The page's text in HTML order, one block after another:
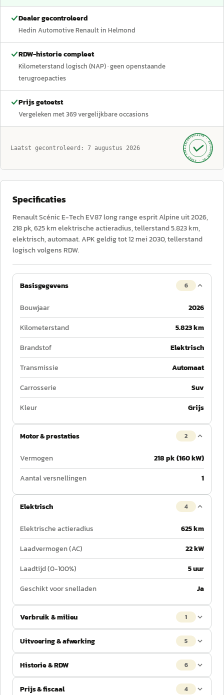
Dealer gecontroleerd
Hedin Automotive Renault in Helmond
RDW-historie compleet
Kilometerstand logisch (NAP)· geen openstaande
terugroepacties
Prijs getoetst
Vergeleken met369vergelijkbare occasions
Laatst gecontroleerd: 7 augustus 2026 GECONTROLEERD ·
AUTOKOPEN.NL
· SINDS 1999 ·
Specificaties
Renault Scénic E-Tech EV87 long range esprit Alpine uit 2026,
218 pk, 625 km elektrische actieradius, tellerstand 5.823 km,
elektrisch, automaat. APK geldig tot 12 mei 2030, tellerstand
logisch volgens RDW.
Basisgegevens 6
Bouwjaar
2026
Kilometerstand
5.823 km
Brandstof
Elektrisch
Transmissie
Automaat
Carrosserie
Suv
Kleur
Grijs
Motor & prestaties 2
Vermogen
218 pk (160 kW)
Aantal versnellingen
1
Elektrisch 4
Elektrische actieradius
625 km
Laadvermogen (AC)
22 kW
Laadtijd (0-100%)
5 uur
Geschikt voor snelladen
Ja
Verbruik & milieu 1
Uitvoering & afwerking 5
Historie & RDW 6
Prijs & fiscaal 4